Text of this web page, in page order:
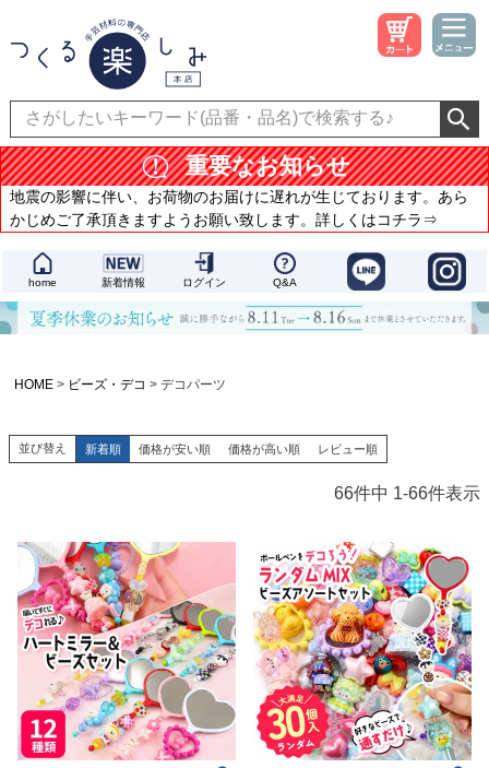
重要なお知らせ
地震の影響に伴い、お荷物のお届けに遅れが生じております。あら
かじめご了承頂きますようお願い致します。詳しくはコチラ⇒
home 新着情報 ログイン Q&A
HOME ビーズ・デコ デコパーツ
並び替え 新着順 価格が安い順 価格が高い順 レビュー順
66件中 1-66件表示